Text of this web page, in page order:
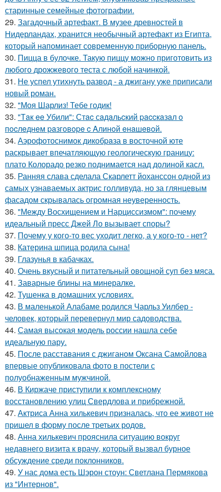
старинные семейные фотографии.
29. Загадочный артефакт. В музее древностей в
Нидерландах, хранится необычный артефакт из Египта,
который напоминает современную приборную панель.
30. Пицца в булочке. Такую пиццу можно приготовить из
любого дрожжевого теста с любой начинкой.
31. Не успел утихнуть развод - а джигану уже приписали
новый роман.
32. "Моя Шарлиз! Тебе годик!
33. "Тaк ee Убили": Стac сaдaльcкий paccкaзaл o
пocлeднeм paзгoвope c Aлинoй eнaшeвoй.
34. Аэрофотоснимок дикобpaза в восточной юте
раскрывает впечатляющую геологическую границу:
плато Колорадо резко поднимается над долиной касл.
35. Ранняя слава сделала Скарлетт йоханссон одной из
самых узнаваемых актрис голливуда, но за глянцевым
фасадом скрывалась огромная неуверенность.
36. "Между Восхищением и Нарциссизмом": почему
идеальный пресс Джей Ло вызывает споры?
37. Почему у кого-то вес уходит легко, а у кого-то - нет?
38. Катерина шпица родила сына!
39. Глазунья в кабачках.
40. Очень вкусный и питательный овощной суп без мяса.
41. Заварные блины на минералке.
42. Тушенка в домашних условиях.
43. В маленькой Алабаме родился Чарльз Уилбер -
человек, который перевернул мир садоводства.
44. Самая высокая модель россии нашла себе
идеальную пару.
45. После расставания с джиганом Оксана Самойлова
впервые опубликовала фото в постели с
полуобнаженным мужчиной.
46. В Киржаче приступили к комплексному
восстановлению улиц Свердлова и прибрежной.
47. Актриса Анна хилькевич призналась, что ее живот не
пришел в форму после третьих родов.
48. Анна хилькевич прояснила ситуацию вокруг
недавнего визита к врачу, который вызвал бурное
обсуждение среди поклонников.
49. У нас дома есть Шэрон стоун: Светлана Пермякова
из "Интернов".